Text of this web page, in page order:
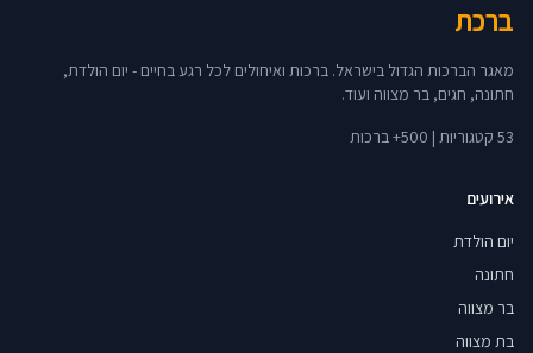
ברכת
מאגר הברכות הגדול בישראל. ברכות ואיחולים לכל רגע בחיים - יום הולדת,
חתונה, חגים, בר מצווה ועוד.
53 קטגוריות | 500+ ברכות
אירועים
יום הולדת
חתונה
בר מצווה
בת מצווה